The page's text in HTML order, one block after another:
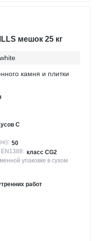
мешок 25 кг
камня и плитки
С
50
класс CG2
упаковке в сухом
работ